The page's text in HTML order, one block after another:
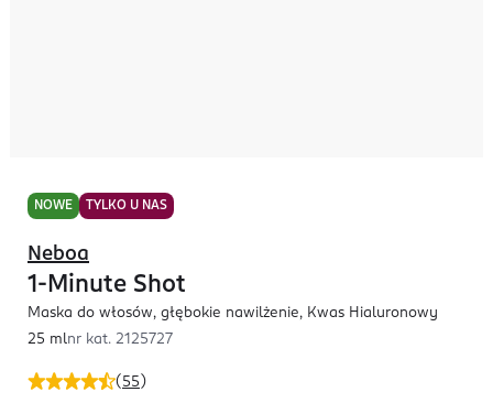
NOWE TYLKO U NAS
( 55 )
Neboa
1-Minute Shot
Maska do włosów, głębokie nawilżenie, Kwas Hialuronowy
25 mlnr kat. 2125727